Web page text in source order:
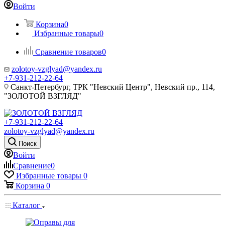
Войти
Корзина0
Избранные товары0
Сравнение товаров0
zolotoy-vzglyad@yandex.ru
+7-931-212-22-64
Санкт-Петербург, ТРК "Невский Центр", Невский пр., 114,
"ЗОЛОТОЙ ВЗГЛЯД"
+7-931-212-22-64
zolotoy-vzglyad@yandex.ru
Поиск
Войти
Сравнение0
Избранные товары 0
Корзина 0
Каталог